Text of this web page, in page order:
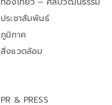
ประชาสัมพันธ์
ภูมิภาค
สิ่งแวดล้อม
PR & PRESS